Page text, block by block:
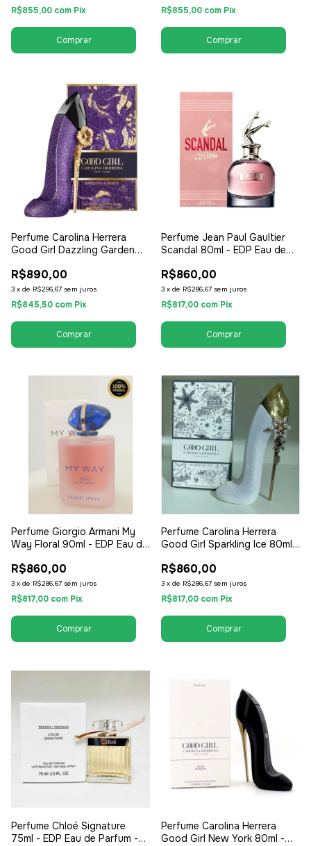
R$855,00 com Pix R$855,00 com Pix
Perfume Carolina Herrera
Good Girl Dazzling Garden
Feminino
R$890,00
3 x de R$296,67 sem juros
R$845,50 com Pix
Perfume Jean Paul Gaultier
Scandal 80ml - EDP Eau de
R$860,00
3 x de R$286,67 sem juros
R$817,00 com Pix
Perfume Giorgio Armani My
Way Floral 90ml - EDP Eau de
R$860,00
3 x de R$286,67 sem juros
R$817,00 com Pix
Perfume Carolina Herrera
Good Girl Sparkling Ice 80ml -
Feminino
R$860,00
3 x de R$286,67 sem juros
R$817,00 com Pix
Perfume Chloé Signature
75ml - EDP Eau de Parfum -
Perfume Carolina Herrera
Good Girl New York 80ml -